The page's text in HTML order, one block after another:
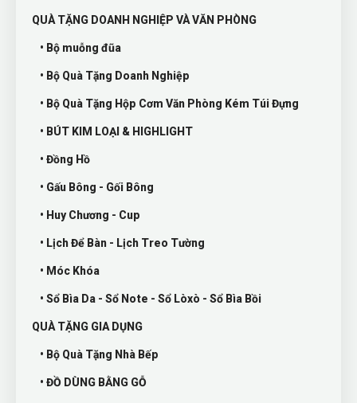
QUÀ TẶNG DOANH NGHIỆP VÀ VĂN PHÒNG
• Bộ muỗng đũa
• Bộ Quà Tặng Doanh Nghiệp
• Bộ Quà Tặng Hộp Cơm Văn Phòng Kém Túi Đựng
• BÚT KIM LOẠI & HIGHLIGHT
• Đồng Hồ
• Gấu Bông - Gối Bông
• Huy Chương - Cup
• Lịch Để Bàn - Lịch Treo Tường
• Móc Khóa
• Sổ Bìa Da - Sổ Note - Sổ Lòxò - Sổ Bìa Bồi
QUÀ TẶNG GIA DỤNG
• Bộ Quà Tặng Nhà Bếp
• ĐỒ DÙNG BẰNG GỖ